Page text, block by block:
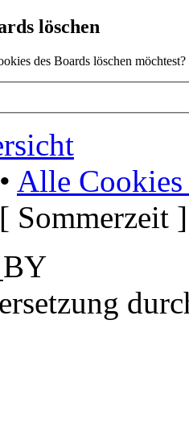
löschen
des Boards löschen möchtest?
• Alle Cookies
Sommerzeit ]